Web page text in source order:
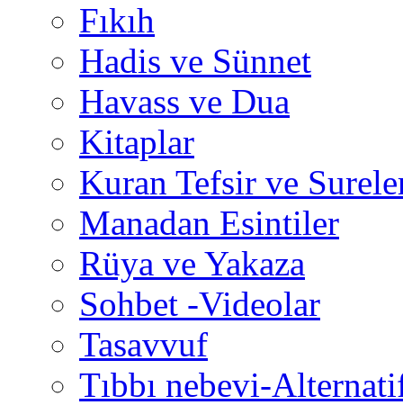
Fıkıh
Hadis ve Sünnet
Havass ve Dua
Kitaplar
Kuran Tefsir ve
Manadan Esintiler
Rüya ve Yakaza
Sohbet -Videolar
Tasavvuf
Tıbbı nebevi-